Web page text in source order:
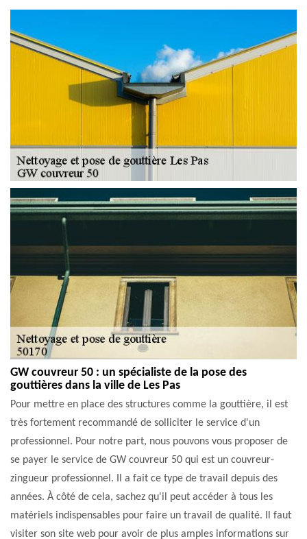
GW couvreur 50 : un spécialiste de la pose des
gouttières dans la ville de Les Pas
Pour mettre en place des structures comme la gouttière, il est
très fortement recommandé de solliciter le service d'un
professionnel. Pour notre part, nous pouvons vous proposer de
se payer le service de GW couvreur 50 qui est un couvreur-
zingueur professionnel. Il a fait ce type de travail depuis des
années. À côté de cela, sachez qu'il peut accéder à tous les
matériels indispensables pour faire un travail de qualité. Il faut
visiter son site web pour avoir de plus amples informations sur